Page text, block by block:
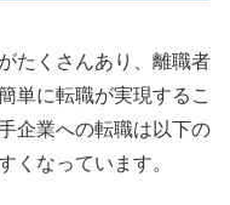
たくさんあり、離職者
単に転職が実現するこ
企業への転職は以下の
くなっています。